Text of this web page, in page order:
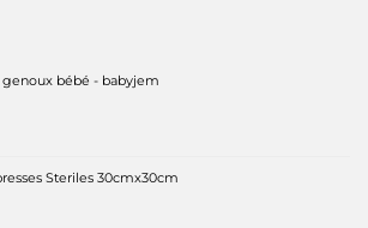
bébé - babyjem
Steriles 30cmx30cm